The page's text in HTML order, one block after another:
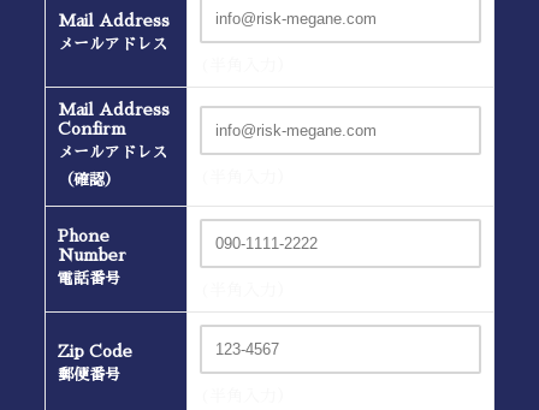
Mail Address
メールアドレス
Mail Address
Confirm
メールアドレス
（確認）
Phone
Number
電話番号
Zip Code
郵便番号